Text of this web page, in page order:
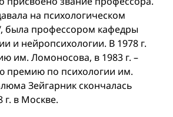
на психологическом
была профессором кафедры
и нейропсихологии. В 1978 г.
им. Ломоносова, в 1983 г. –
премию по психологии им.
Зейгарник скончалась
г. в Москве.